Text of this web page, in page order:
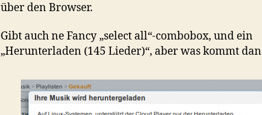
über den Browser.
Gibt auch ne Fancy „select all“-combobox, und ein
„Herunterladen (145 Lieder)“, aber was kommt